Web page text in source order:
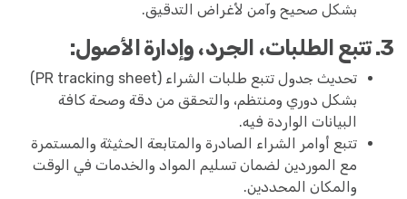
بشكل صحيح وآمن لأغراض التدقيق.
3. تتبع الطلبات، الجرد، وإدارة الأصول:
تحديث جدول تتبع طلبات الشراء (PR tracking sheet)
بشكل دوري ومنتظم، والتحقق من دقة وصحة كافة
البيانات الواردة فيه.
تتبع أوامر الشراء الصادرة والمتابعة الحثيثة والمستمرة
مع الموردين لضمان تسليم المواد والخدمات في الوقت
والمكان المحددين.